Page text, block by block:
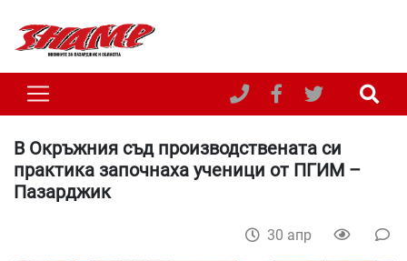
В Окръжния съд производствената си
практика започнаха ученици от ПГИМ –
Пазарджик
30 апр